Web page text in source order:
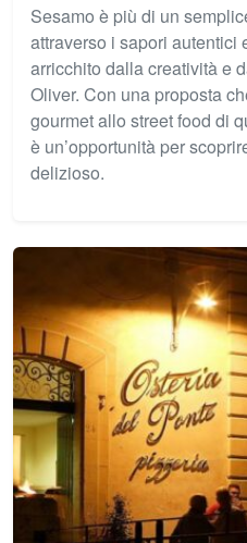
Sesamo è più di un
attraverso i sapori autentici
arricchito dalla creatività e
Oliver. Con una proposta
gourmet allo street food di
è un’opportunità per
delizioso.